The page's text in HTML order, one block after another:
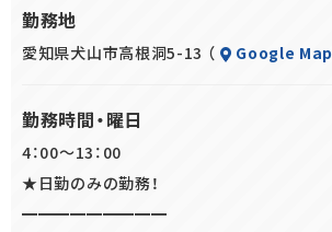
━━━━━━━━━━━━━━━━
パワーゲートと呼ばれる昇降機が
荷物の積み降ろしの身体への負担は
”グッと”下げられています◎
②ドライバー未経験スタートもOK
勤務地
愛知県犬山市高根洞5-13 （ Google Map
勤務時間・曜日
4：00～13：00
★日勤のみの勤務！
━━━━━━━━━